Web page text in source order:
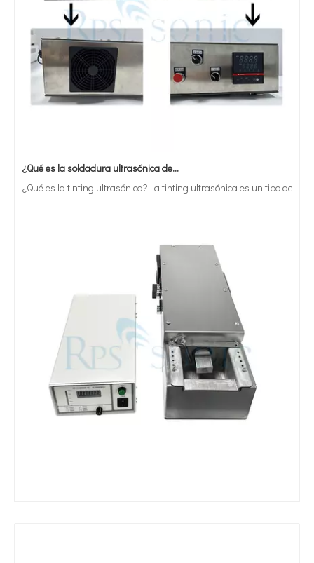
¿Qué es la tinting ultrasónica? La tinting ultrasónica es un tipo de